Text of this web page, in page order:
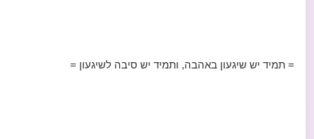
= תמיד יש שיגעון באהבה, ותמיד יש סיבה לשיגעון =